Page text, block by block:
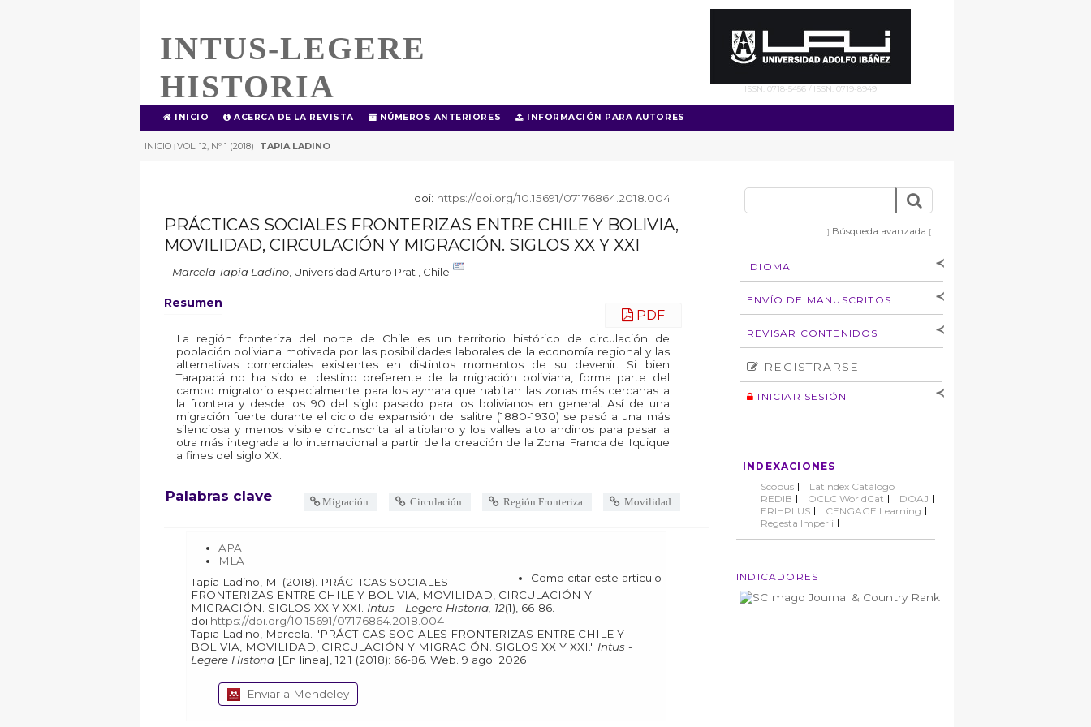
INTUS-LEGERE
HISTORIA
ISSN: 0718-5456 / ISSN: 0719-8949
INICIO ACERCA DE LA REVISTA NÚMEROS ANTERIORES INFORMACIÓN PARA AUTORES
INICIO | VOL. 12, Nº 1 (2018) | TAPIA LADINO
] Búsqueda avanzada [
IDIOMA
[Español ] [English]
ENVÍO DE MANUSCRITOS
autores
Derechos de autoría
Normas éticas
REVISAR CONTENIDOS
Número
Autor
REGISTRARSE
INICIAR SESIÓN
INDEXACIONES
Scopus
Latindex Catálogo
REDIB
OCLC WorldCat
DOAJ
ERIHPLUS
CENGAGE Learning
Regesta Imperii
INDICADORES
doi: https://doi.org/10.15691/07176864.2018.004
PRÁCTICAS SOCIALES FRONTERIZAS ENTRE CHILE Y BOLIVIA,
MOVILIDAD, CIRCULACIÓN Y MIGRACIÓN. SIGLOS XX Y XXI
Marcela Tapia Ladino, Universidad Arturo Prat , Chile
Resumen
PDF
La región fronteriza del norte de Chile es un territorio histórico de circulación de
población boliviana motivada por las posibilidades laborales de la economía regional y las
alternativas comerciales existentes en distintos momentos de su devenir. Si bien
Tarapacá no ha sido el destino preferente de la migración boliviana, forma parte del
campo migratorio especialmente para los aymara que habitan las zonas más cercanas a
la frontera y desde los 90 del siglo pasado para los bolivianos en general. Así de una
migración fuerte durante el ciclo de expansión del salitre (1880-1930) se pasó a una más
silenciosa y menos visible circunscrita al altiplano y los valles alto andinos para pasar a
otra más integrada a lo internacional a partir de la creación de la Zona Franca de Iquique
a fines del siglo XX.
Palabras clave Migración Circulación Región Fronteriza Movilidad
APA
MLA
Como citar este artículo
Tapia Ladino, M. (2018). PRÁCTICAS SOCIALES
FRONTERIZAS ENTRE CHILE Y BOLIVIA, MOVILIDAD, CIRCULACIÓN Y
MIGRACIÓN. SIGLOS XX Y XXI. Intus - Legere Historia, 12(1), 66-86.
doi:https://doi.org/10.15691/07176864.2018.004
Tapia Ladino, Marcela. "PRÁCTICAS SOCIALES FRONTERIZAS ENTRE CHILE Y
BOLIVIA, MOVILIDAD, CIRCULACIÓN Y MIGRACIÓN. SIGLOS XX Y XXI." Intus -
Legere Historia
[En línea], 12.1 (2018): 66-86. Web. 9 ago. 2026
Enviar a Mendeley